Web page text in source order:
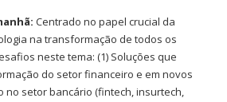
Centrado no papel crucial da
na transformação de todos os
neste tema: (1) Soluções que
do setor financeiro e em novos
no setor bancário (fintech, insurtech,